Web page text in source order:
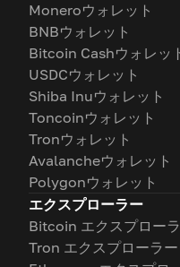
Moneroウォレット
BNBウォレット
Bitcoin Cashウォレッ
USDCウォレット
Shiba Inuウォレット
Toncoinウォレット
Tronウォレット
Avalancheウォレット
Polygonウォレット
エクスプローラー
Bitcoin エクスプロー
Tron エクスプローラー